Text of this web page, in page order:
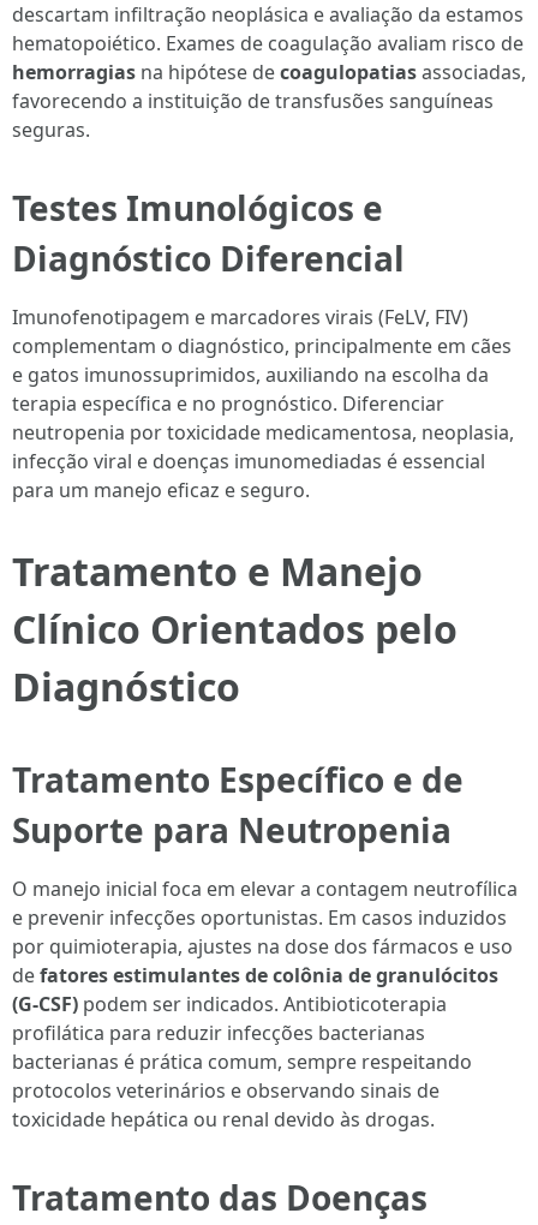
descartam infiltração neoplásica e avaliação da estamos
hematopoiético. Exames de coagulação avaliam risco de
hemorragias na hipótese decoagulopatiasassociadas,
favorecendo a instituição de transfusões sanguíneas
seguras.
Testes Imunológicos e
Diagnóstico Diferencial
Imunofenotipagem e marcadores virais (FeLV, FIV)
complementam o diagnóstico, principalmente em cães
e gatos imunossuprimidos, auxiliando na escolha da
terapia específica e no prognóstico. Diferenciar
neutropenia por toxicidade medicamentosa, neoplasia,
infecção viral e doenças imunomediadas é essencial
para um manejo eficaz e seguro.
Tratamento e Manejo
Clínico Orientados pelo
Diagnóstico
Tratamento Específico e de
Suporte para Neutropenia
O manejo inicial foca em elevar a contagem neutrofílica
e prevenir infecções oportunistas. Em casos induzidos
por quimioterapia, ajustes na dose dos fármacos e uso
defatores estimulantes de colônia de granulócitos
(G-CSF) podem ser indicados. Antibioticoterapia
profilática para reduzir infecções bacterianas
bacterianas é prática comum, sempre respeitando
protocolos veterinários e observando sinais de
toxicidade hepática ou renal devido às drogas.
Tratamento das Doenças